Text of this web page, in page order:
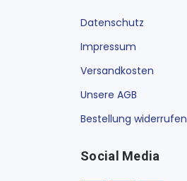
Datenschutz
Impressum
Versandkosten
Unsere AGB
Bestellung widerrufen
Social Media